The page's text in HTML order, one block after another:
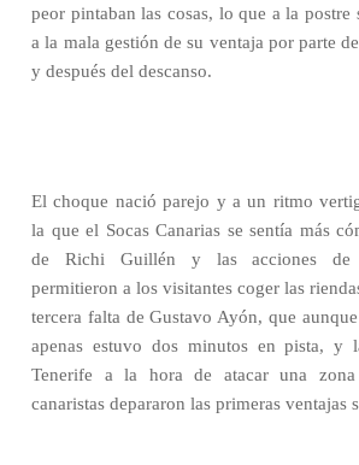
peor pintaban las cosas, lo que a la postre
a la mala gestión de su ventaja por parte
y después del descanso.
El choque nació parejo y a un ritmo
la que el Socas Canarias se sentía más
de Richi Guillén y las acciones de
permitieron a los visitantes coger las
tercera falta de Gustavo Ayón, que
apenas estuvo dos minutos en pista, y
Tenerife a la hora de atacar una
canaristas depararon las primeras ventajas